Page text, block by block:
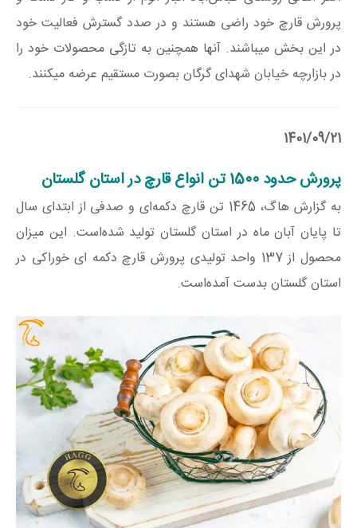
پرورش قارچ خود راضی هستند و در صدد گسترش فعالیت خود
در این بخش میباشند. آنها همچنین به تازگی محصولات خود را
در بازارچه خیابان شهدای گرگان بصورت مستقیم عرضه میکنند.
1401/09/21
پرورش حدود 1500 تن انواع قارچ در استان گلستان
به گزارش هاگ، 1465 تن قارچ دکمه‌ای و صدفی از ابتدای سال
تا پایان آبان ماه در استان گلستان تولید شده‌‌است. این میزان
محصول از 137 واحد تولیدی پرورش قارچ دکمه‌ ای خوراکی در
استان گلستان بدست آمده‌است.